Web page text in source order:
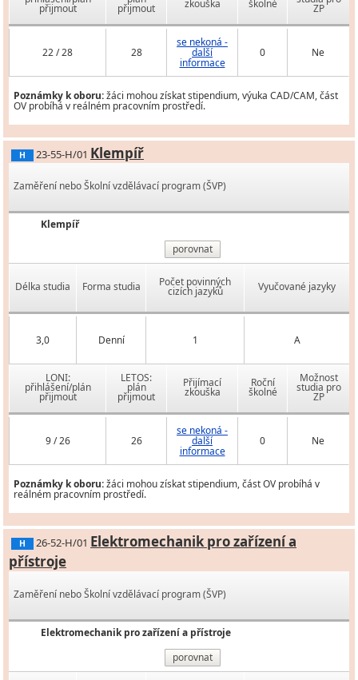
přijmout přijmout zkouška školné ZP
22 / 28 28
se nekoná -
další
informace
0 Ne
Poznámky k oboru:žáci mohou získat stipendium, výuka CAD/CAM, část
OV probíhá v reálném pracovním prostředí.
H 23-55-H/01 Klempíř
Zaměření nebo Školní vzdělávací program (ŠVP)
Klempíř
porovnat
Délka studia Forma studia Počet povinných
cizích jazyků Vyučované jazyky
3,0 Denní 1 A
LONI:
přihlášení/plán
přijmout
LETOS:
plán
přijmout
Přijímací
zkouška
Roční
školné
Možnost
studia pro
ZP
9 / 26 26
se nekoná -
další
informace
0 Ne
Poznámky k oboru:žáci mohou získat stipendium, část OV probíhá v
reálném pracovním prostředí.
H 26-52-H/01 Elektromechanik pro zařízení a
přístroje
Zaměření nebo Školní vzdělávací program (ŠVP)
Elektromechanik pro zařízení a přístroje
porovnat